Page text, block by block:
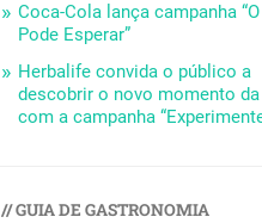
Coca-Cola lança campanha
Pode Esperar”
Herbalife convida o público a
descobrir o novo momento
com a campanha
// GUIA DE GASTRONOMIA